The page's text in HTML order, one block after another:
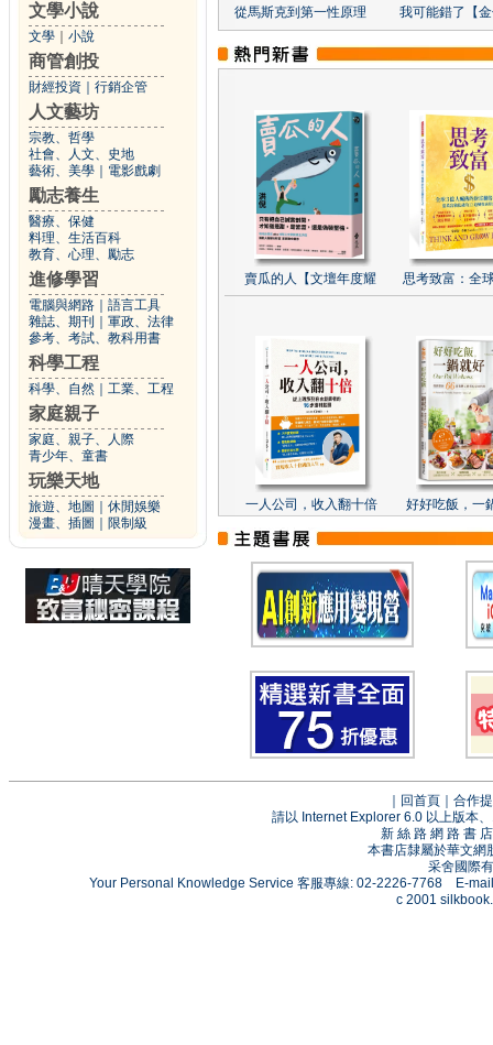
文學小說
文學 小說
商管創投
財經投資 行銷企管
人文藝坊
宗教、哲學
社會、人文、史地
藝術、美學
電影戲劇
勵志養生
醫療、保健
料理、生活百科
教育、心理、勵志
進修學習
電腦與網路
語言工具
雜誌、期刊
軍政、法律
參考、考試、教科用書
科學工程
科學、自然 工業、工程
家庭親子
家庭、親子、人際
青少年、童書
玩樂天地
旅遊、地圖
休閒娛樂
漫畫、插圖
限制級
從馬斯克到第一性原理 我可能錯了【
賣瓜的人【文壇年度耀 思考致富：全
一人公司，收入翻十倍 好好吃飯，一
回首頁
合作
請以 Internet Explorer 6.0 以上版本
新 絲 路 網 路 書
本書店隸屬於華文網
采舍國際
Your Personal Knowledge Service 客服專線: 02-2226-7768 E-
c 2001